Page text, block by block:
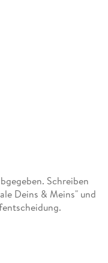
Schreiben
Deins & Meins" und